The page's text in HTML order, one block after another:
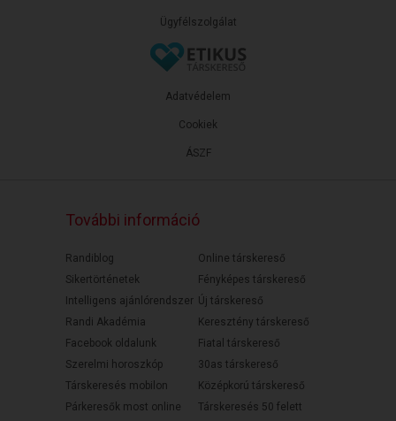
Ügyfélszolgálat
ÁSZF
Adatvédelem
Cookiek
További információ
Randiblog
Sikertörténetek
Intelligens ajánlórendszer
Randi Akadémia
Facebook oldalunk
Szerelmi horoszkóp
Társkeresés mobilon
Párkeresők most online
Online társkereső
Fényképes társkereső
Új társkereső
Keresztény társkereső
Fiatal társkereső
30as társkereső
Középkorú társkereső
Társkeresés 50 felett